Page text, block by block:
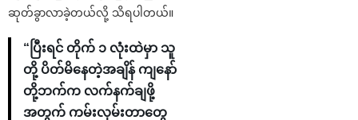
ဆုတ်ခွာလာခဲ့တယ်လို့ သိရပါတယ်။
“ပြီးရင် တိုက် ၁ လုံးထဲမှာ သူ
တို့ ပိတ်မိနေတဲ့အချိန် ကျနော်
တို့ဘက်က လက်နက်ချဖို့
အတွက် ကမ်းလှမ်းတာတွေ